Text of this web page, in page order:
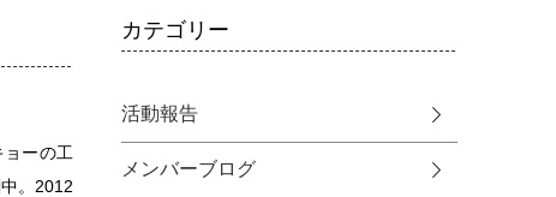
ーの工
。2012
カテゴリー
活動報告
メンバーブログ